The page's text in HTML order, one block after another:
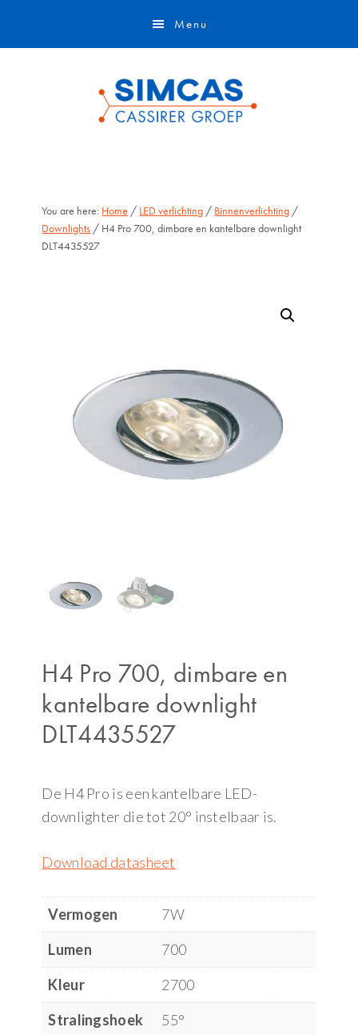
Menu
You are here: Home / LED verlichting / Binnenverlichting /
Downlights / H4 Pro 700, dimbare en kantelbare downlight
DLT4435527
H4 Pro 700, dimbare en
kantelbare downlight
DLT4435527
De H4 Pro is een kantelbare LED-
downlighter die tot 20° instelbaar is.
Download datasheet
Vermogen
7W
Lumen
700
Kleur
2700
Stralingshoek
55°